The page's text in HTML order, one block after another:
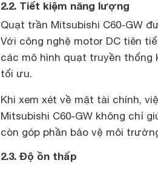
2.2. Tiết kiệm năng lượng
Quạt trần Mitsubishi C60-GW
Với công nghệ motor DC tiên
các mô hình quạt truyền thống
tối ưu.
Khi xem xét về mặt tài chính,
Mitsubishi C60-GW không chỉ
còn góp phần bảo vệ môi
2.3. Độ ồn thấp